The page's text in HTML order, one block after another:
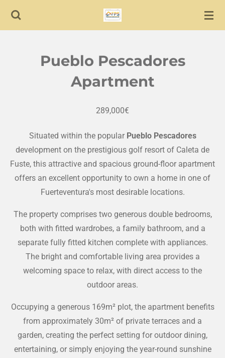
Skip
Pueblo Pescadores
Apartment
289,000€
Situated within the popular Pueblo Pescadores
development on the prestigious golf resort of Caleta de
Fuste, this attractive and spacious ground-floor apartment
offers an excellent opportunity to own a home in one of
Fuerteventura's most desirable locations.
The property comprises two generous double bedrooms,
both with fitted wardrobes, a family bathroom, and a
separate fully fitted kitchen complete with appliances.
The bright and comfortable living area provides a
welcoming space to relax, with direct access to the
outdoor areas.
Occupying a generous 169m² plot, the apartment benefits
from approximately 30m² of private terraces and a
garden, creating the perfect setting for outdoor dining,
entertaining, or simply enjoying the year-round sunshine